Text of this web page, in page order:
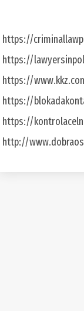
https://
https://
https://
https://
https://
http://